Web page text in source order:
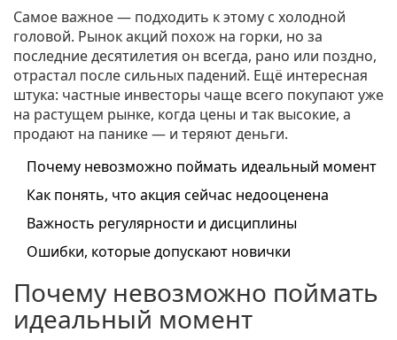
Самое важное — подходить к этому с холодной
головой. Рынок акций похож на горки, но за
последние десятилетия он всегда, рано или поздно,
отрастал после сильных падений. Ещё интересная
штука: частные инвесторы чаще всего покупают уже
на растущем рынке, когда цены и так высокие, а
продают на панике — и теряют деньги.
Почему невозможно поймать идеальный момент
Как понять, что акция сейчас недооценена
Важность регулярности и дисциплины
Ошибки, которые допускают новички
Почему невозможно поймать
идеальный момент